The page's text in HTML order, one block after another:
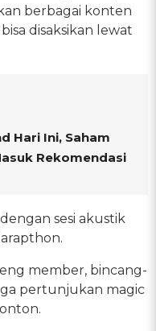
berbagai konten
disaksikan lewat
Hari Ini, Saham
Rekomendasi
sesi akustik
member, bincang-
pertunjukan magic